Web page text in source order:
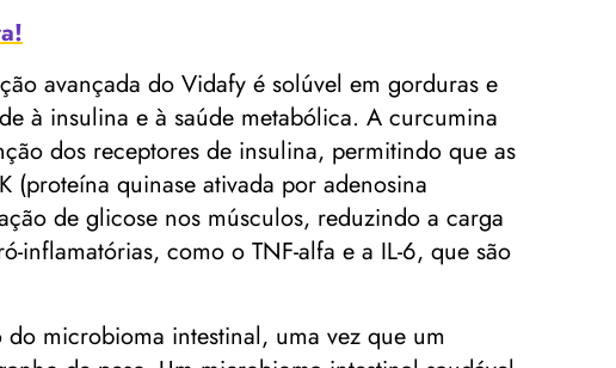
avançada do Vidafy é solúvel em gorduras e
à insulina e à saúde metabólica. A curcumina
dos receptores de insulina, permitindo que as
(proteína quinase ativada por adenosina
de glicose nos músculos, reduzindo a carga
inflamatórias, como o TNF-alfa e a IL-6, que são
microbioma intestinal, uma vez que um